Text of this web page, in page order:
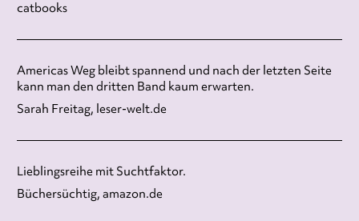
catbooks
Americas Weg bleibt spannend und nach der letzten Seite
kann man den dritten Band kaum erwarten.
Sarah Freitag, leser-welt.de
Lieblingsreihe mit Suchtfaktor.
Büchersüchtig, amazon.de